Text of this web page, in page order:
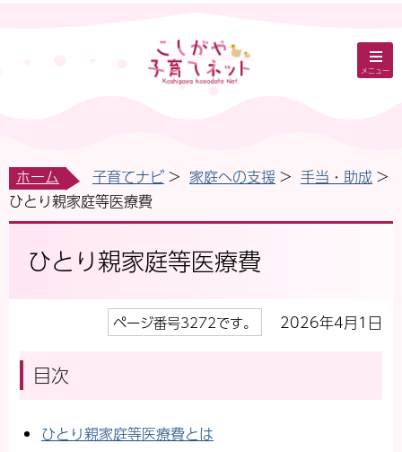
メニュー
ホーム 子育てナビ 家庭への支援
手当・助成
ひとり親家庭等医療費
ひとり親家庭等医療費
ページ番号3272です。 2026年4月1日
目次
ひとり親家庭等医療費とは